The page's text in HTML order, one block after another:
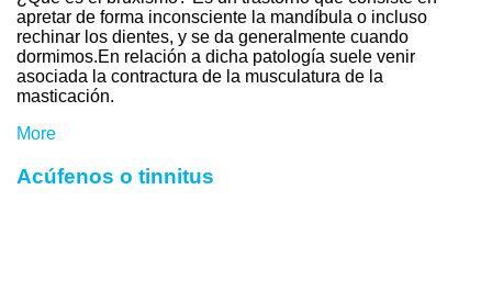
apretar de forma inconsciente la mandíbula o incluso
rechinar los dientes, y se da generalmente cuando
dormimos.En relación a dicha patología suele venir
asociada la contractura de la musculatura de la
masticación.
More
Acúfenos o tinnitus